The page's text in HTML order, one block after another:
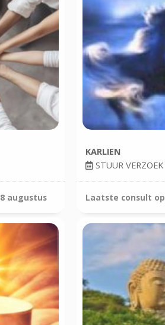
8 augustus
KARLIEN
STUUR VERZOEK
Laatste consult op